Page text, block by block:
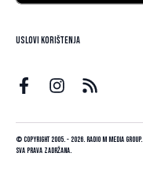
Uslovi korištenja
© Copyright 2005. - 2026. Radio M Media Group.
Sva prava zadržana.